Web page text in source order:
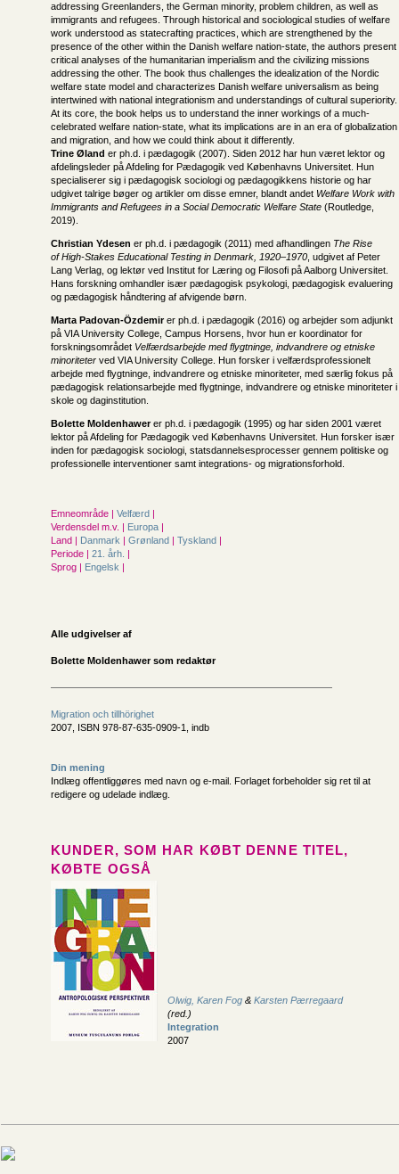
addressing Greenlanders, the German minority, problem children, as well as
immigrants and refugees. Through historical and sociological studies of welfare
work understood as statecrafting practices, which are strengthened by the
presence of the other within the Danish welfare nation-state, the authors present
critical analyses of the humanitarian imperialism and the civilizing missions
addressing the other. The book thus challenges the idealization of the Nordic
welfare state model and characterizes Danish welfare universalism as being
intertwined with national integrationism and understandings of cultural superiority.
At its core, the book helps us to understand the inner workings of a much-
celebrated welfare nation-state, what its implications are in an era of globalization
and migration, and how we could think about it differently.
Trine Øland er ph.d. i pædagogik (2007). Siden 2012 har hun været lektor og
afdelingsleder på Afdeling for Pædagogik ved Københavns Universitet. Hun
specialiserer sig i pædagogisk sociologi og pædagogikkens historie og har
udgivet talrige bøger og artikler om disse emner, blandt andet Welfare Work with
Immigrants and Refugees in a Social Democratic Welfare State (Routledge,
2019).
Christian Ydesen er ph.d. i pædagogik (2011) med afhandlingen The Rise
of High-Stakes Educational Testing in Denmark, 1920–1970 , udgivet af Peter
Lang Verlag, og lektør ved Institut for Læring og Filosofi på Aalborg Universitet.
Hans forskning omhandler især pædagogisk psykologi, pædagogisk evaluering
og pædagogisk håndtering af afvigende børn.
Marta Padovan-Özdemirer ph.d. i pædagogik (2016) og arbejder som adjunkt
på VIA University College, Campus Horsens, hvor hun er koordinator for
forskningsområdet Velfærdsarbejde med flygtninge, indvandrere og etniske
minoriteter ved VIA University College. Hun forsker i velfærdsprofessionelt
arbejde med flygtninge, indvandrere og etniske minoriteter, med særlig fokus på
pædagogisk relationsarbejde med flygtninge, indvandrere og etniske minoriteter i
skole og daginstitution.
Bolette Moldenhawerer ph.d. i pædagogik (1995) og har siden 2001 været
lektor på Afdeling for Pædagogik ved Københavns Universitet. Hun forsker især
inden for pædagogisk sociologi, statsdannelsesprocesser gennem politiske og
professionelle interventioner samt integrations- og migrationsforhold.
Emneområde | Velfærd |
Verdensdel m.v. | Europa |
Land | Danmark | Grønland | Tyskland |
Periode | 21. årh. |
Sprog | Engelsk |
Alle udgivelser af
Bolette Moldenhawer som redaktør
Migration och tillhörighet
2007, ISBN 978-87-635-0909-1, indb
Din mening
Indlæg offentliggøres med navn og e-mail. Forlaget forbeholder sig ret til at
redigere og udelade indlæg.
KUNDER, SOM HAR KØBT DENNE TITEL,
KØBTE OGSÅ
Olwig, Karen Fog & Karsten Pærregaard
(red.)
Integration
2007